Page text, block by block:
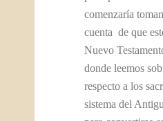
comenzaría
cuenta de que
Nuevo
donde leemos
respecto a los
sistema del